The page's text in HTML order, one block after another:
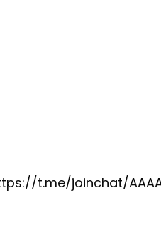
https://t.me/joinchat/